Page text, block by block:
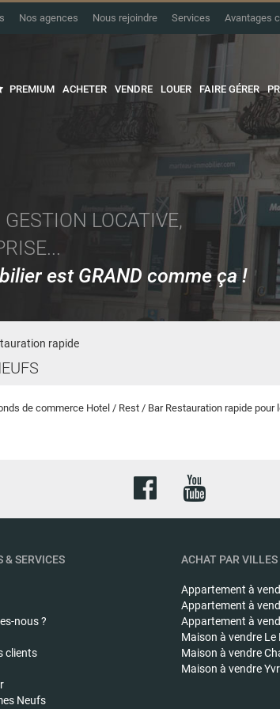
Nos agences Nous rejoindre Services Avantages
PREMIUM ACHETER VENDRE LOUER FAIRE GÉRER
LOCATIVE,
est GRAND comme ça !
rapide
de commerce Hotel / Rest / Bar Restauration rapide
& SERVICES
nous ?
clients
Neufs
ACHAT PAR VILLES
Appartement à
Appartement à
Appartement à
Maison à vendre Le
Maison à vendre
Maison à vendre